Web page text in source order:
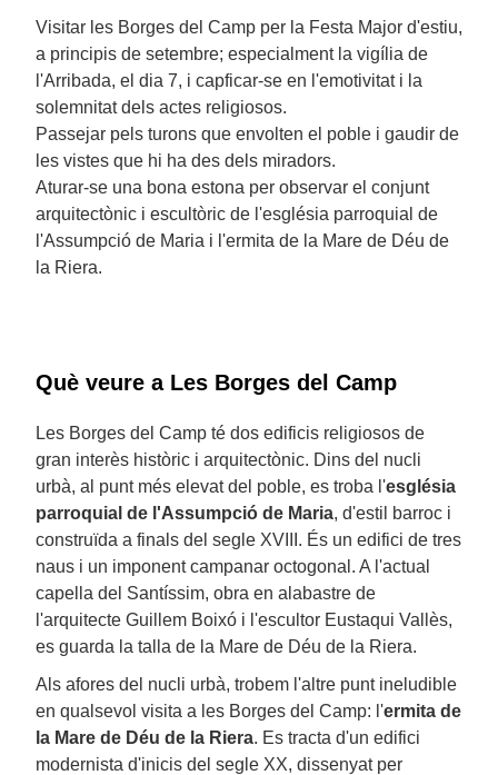
Visitar les Borges del Camp per la Festa Major d'estiu,
a principis de setembre; especialment la vigília de
l'Arribada, el dia 7, i capficar-se en l'emotivitat i la
solemnitat dels actes religiosos.
Passejar pels turons que envolten el poble i gaudir de
les vistes que hi ha des dels miradors.
Aturar-se una bona estona per observar el conjunt
arquitectònic i escultòric de l'església parroquial de
l'Assumpció de Maria i l'ermita de la Mare de Déu de
la Riera.
Què veure a Les Borges del Camp
Les Borges del Camp té dos edificis religiosos de
gran interès històric i arquitectònic. Dins del nucli
urbà, al punt més elevat del poble, es troba l'església
parroquial de l'Assumpció de Maria, d'estil barroc i
construïda a finals del segle XVIII. És un edifici de tres
naus i un imponent campanar octogonal. A l'actual
capella del Santíssim, obra en alabastre de
l'arquitecte Guillem Boixó i l'escultor Eustaqui Vallès,
es guarda la talla de la Mare de Déu de la Riera.
Als afores del nucli urbà, trobem l'altre punt ineludible
en qualsevol visita a les Borges del Camp: l'ermita de
la Mare de Déu de la Riera. Es tracta d'un edifici
modernista d'inicis del segle XX, dissenyat per